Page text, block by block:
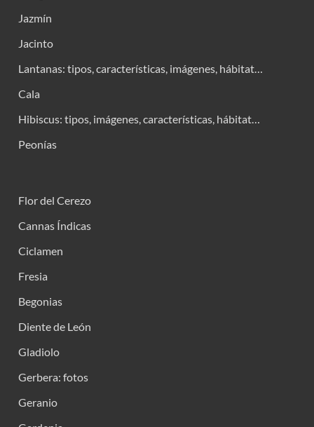
Jazmín
Jacinto
Lantanas: tipos, características, imágenes, hábitat…
Cala
Hibiscus: tipos, imágenes, características, hábitat…
Peonías
Flor del Cerezo
Cannas Índicas
Ciclamen
Fresia
Begonias
Diente de León
Gladiolo
Gerbera: fotos
Geranio